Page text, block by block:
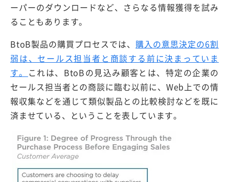
ーパーのダウンロードなど、さらなる情報獲得を試み
ることもあります。
BtoB製品の購買プロセスでは、 購入の意思決定の6割
弱は、セールス担当者と商談する前に決まっていま
す。 これは、BtoBの見込み顧客とは、特定の企業の
セールス担当者との商談に臨む以前に、Web上での情
報収集などを通じて類似製品との比較検討などを既に
済ませている、ということを表しています。